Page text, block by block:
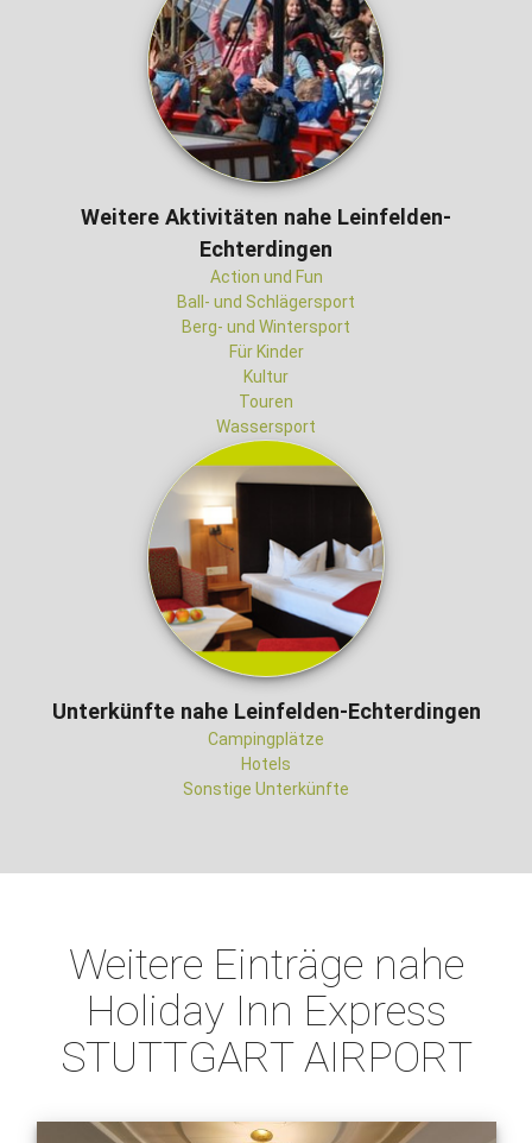
Weitere Aktivitäten nahe Leinfelden-
Echterdingen
Action und Fun
Ball- und Schlägersport
Berg- und Wintersport
Für Kinder
Kultur
Touren
Wassersport
Unterkünfte nahe Leinfelden-Echterdingen
Campingplätze
Hotels
Sonstige Unterkünfte
Weitere Einträge nahe
Holiday Inn Express
STUTTGART AIRPORT